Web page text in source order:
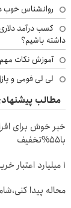
روانشناس خوب
کسب درآمد
داشته باشیم؟
آموزش نکات مهم
لی لی فومی و
مطالب
خبر خوش برای
با55%تخفیف
۱ میلیارد اعتبار خرید طلا | بدون ضامن و چک
محاله پیدا